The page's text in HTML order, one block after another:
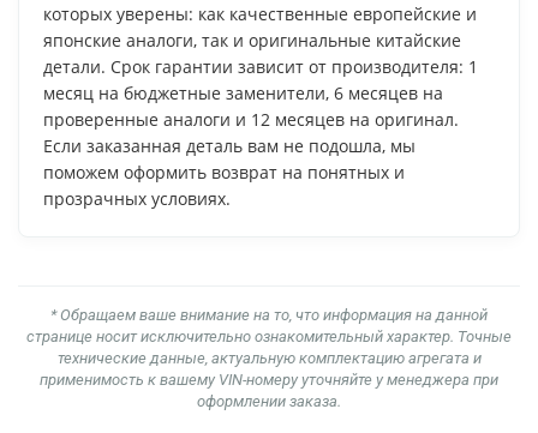
которых уверены: как качественные европейские и
японские аналоги, так и оригинальные китайские
детали. Срок гарантии зависит от производителя: 1
месяц на бюджетные заменители, 6 месяцев на
проверенные аналоги и 12 месяцев на оригинал.
Если заказанная деталь вам не подошла, мы
поможем оформить возврат на понятных и
прозрачных условиях.
* Обращаем ваше внимание на то, что информация на данной
странице носит исключительно ознакомительный характер. Точные
технические данные, актуальную комплектацию агрегата и
применимость к вашему VIN-номеру уточняйте у менеджера при
оформлении заказа.